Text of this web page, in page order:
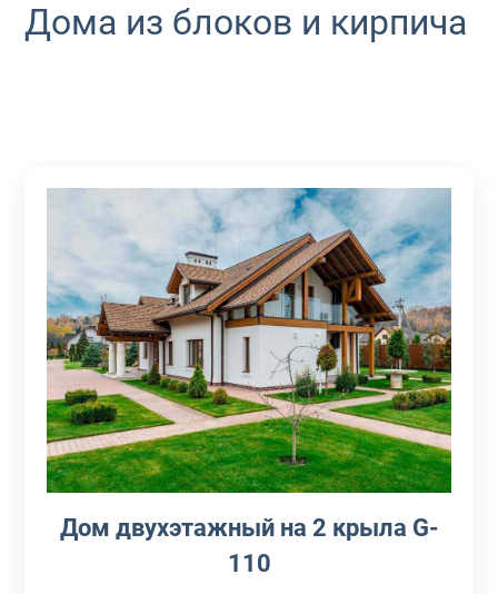
Дома из блоков и кирпича
Дом двухэтажный на 2 крыла G-
110